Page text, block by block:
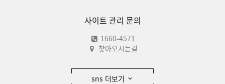
사이트 관리 문의
1660-4571
찾아오시는길
sns 더보기